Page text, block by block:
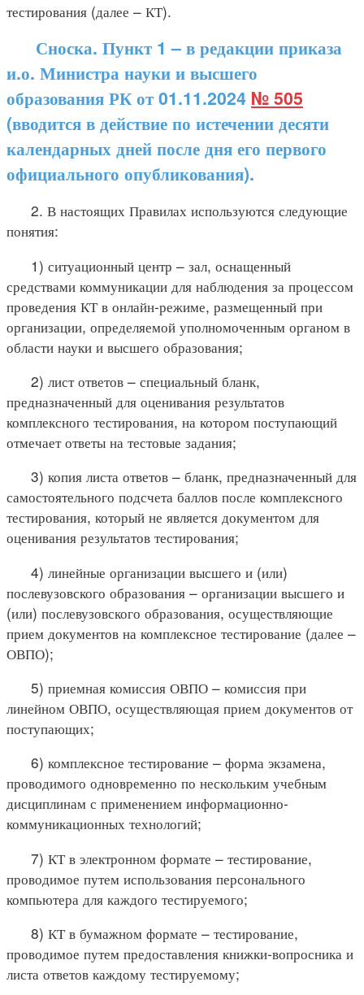
тестирования (далее – КТ).
Сноска. Пункт 1 – в редакции приказа
и.о. Министра науки и высшего
образования РК от 01.11.2024 № 505
(вводится в действие по истечении десяти
календарных дней после дня его первого
официального опубликования).
2. В настоящих Правилах используются следующие
понятия:
1) ситуационный центр – зал, оснащенный
средствами коммуникации для наблюдения за процессом
проведения КТ в онлайн-режиме, размещенный при
организации, определяемой уполномоченным органом в
области науки и высшего образования;
2) лист ответов – специальный бланк,
предназначенный для оценивания результатов
комплексного тестирования, на котором поступающий
отмечает ответы на тестовые задания;
3) копия листа ответов – бланк, предназначенный для
самостоятельного подсчета баллов после комплексного
тестирования, который не является документом для
оценивания результатов тестирования;
4) линейные организации высшего и (или)
послевузовского образования – организации высшего и
(или) послевузовского образования, осуществляющие
прием документов на комплексное тестирование (далее –
ОВПО);
5) приемная комиссия ОВПО – комиссия при
линейном ОВПО, осуществляющая прием документов от
поступающих;
6) комплексное тестирование – форма экзамена,
проводимого одновременно по нескольким учебным
дисциплинам с применением информационно-
коммуникационных технологий;
7) КТ в электронном формате – тестирование,
проводимое путем использования персонального
компьютера для каждого тестируемого;
8) КТ в бумажном формате – тестирование,
проводимое путем предоставления книжки-вопросника и
листа ответов каждому тестируемому;